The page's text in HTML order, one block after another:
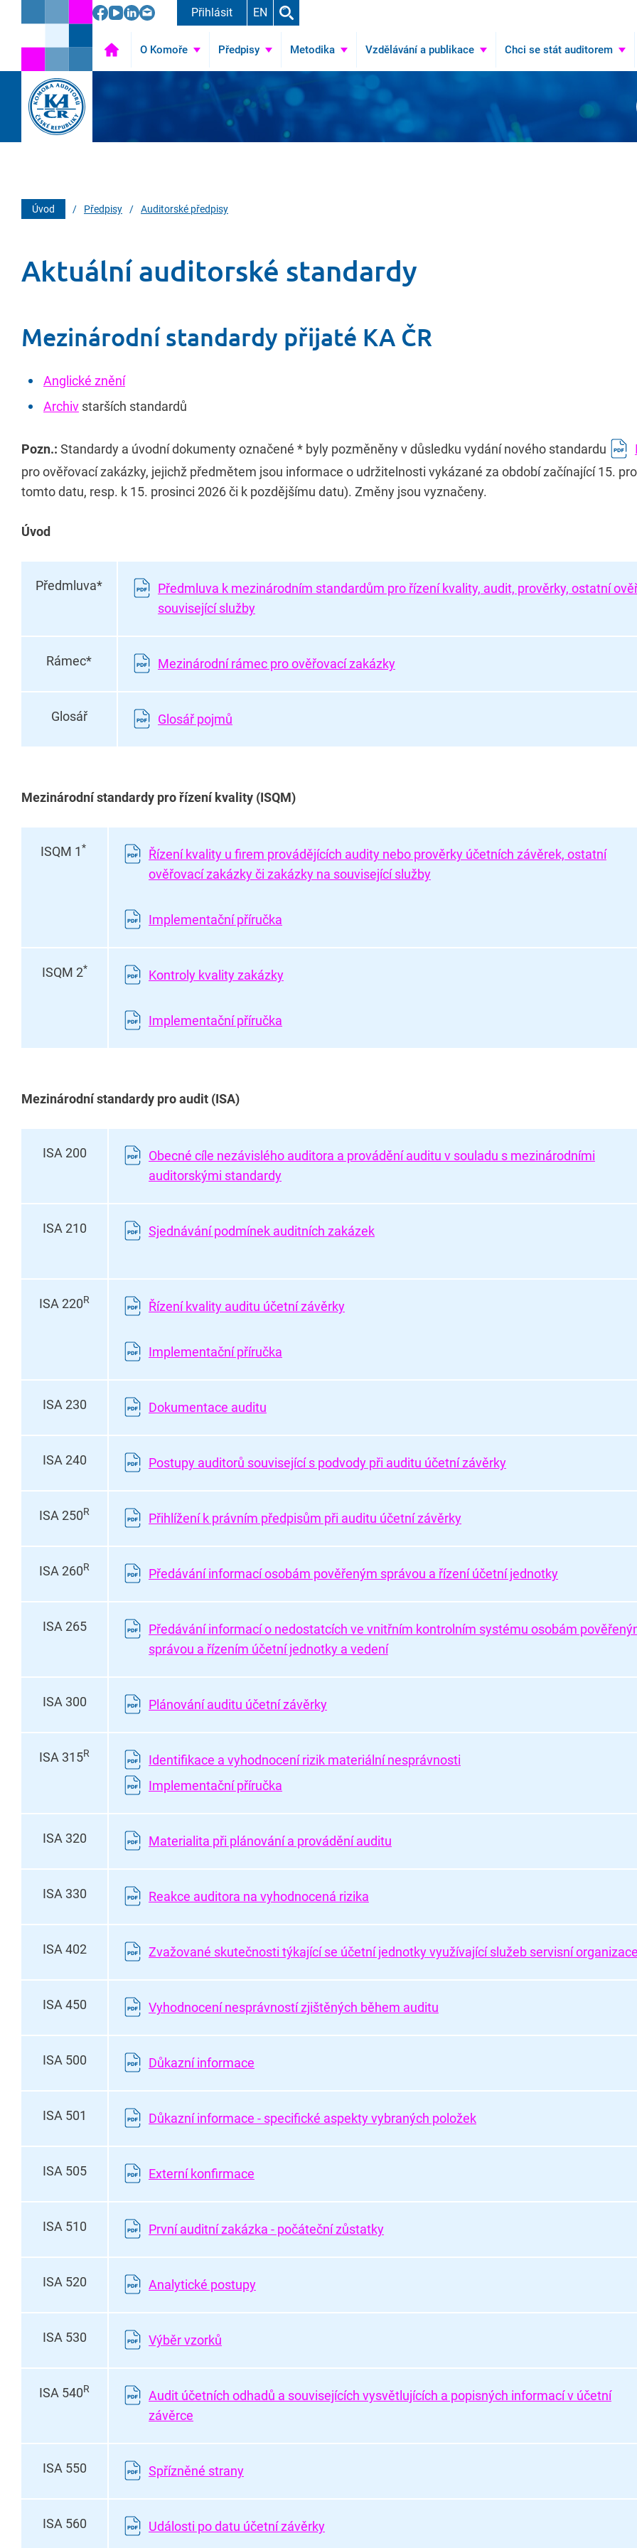
Přihlásit EN
Úvod
O Komoře Předpisy Metodika Vzdělávání a publikace Chci se stát auditorem
Úvod / Předpisy / Auditorské předpisy
Aktuální auditorské standardy
Mezinárodní standardy přijaté KA ČR
Anglické znění
Archiv starších standardů
Pozn.: Standardy a úvodní dokumenty označené * byly pozměněny v důsledku vydání nového standardu
pro ověřovací zakázky, jejichž předmětem jsou informace o udržitelnosti vykázané za období začínající 15.
tomto datu, resp. k 15. prosinci 2026 či k pozdějšímu datu). Změny jsou vyznačeny.
Úvod
Předmluva*
Předmluva k mezinárodním standardům pro řízení kvality, audit, prověrky, ostatní
související služby
Rámec* Mezinárodní rámec pro ověřovací zakázky
Glosář Glosář pojmů
Mezinárodní standardy pro řízení kvality (ISQM)
ISQM 1*
Řízení kvality u firem provádějících audity nebo prověrky účetních závěrek, ostatní
ověřovací zakázky či zakázky na související služby
Implementační příručka
ISQM 2* Kontroly kvality zakázky
Implementační příručka
Mezinárodní standardy pro audit (ISA)
ISA 200
Obecné cíle nezávislého auditora a provádění auditu v souladu s mezinárodními
auditorskými standardy
ISA 210 Sjednávání podmínek auditních zakázek
ISA 220R Řízení kvality auditu účetní závěrky
Implementační příručka
ISA 230 Dokumentace auditu
ISA 240 Postupy auditorů související s podvody při auditu účetní závěrky
ISA 250R Přihlížení k právním předpisům při auditu účetní závěrky
ISA 260R Předávání informací osobám pověřeným správou a řízení účetní jednotky
ISA 265
Předávání informací o nedostatcích ve vnitřním kontrolním systému osobám
správou a řízením účetní jednotky a vedení
ISA 300 Plánování auditu účetní závěrky
ISA 315R
Identifikace a vyhodnocení rizik materiální nesprávnosti
Implementační příručka
ISA 320 Materialita při plánování a provádění auditu
ISA 330 Reakce auditora na vyhodnocená rizika
ISA 402 Zvažované skutečnosti týkající se účetní jednotky využívající služeb servisní organizace
ISA 450 Vyhodnocení nesprávností zjištěných během auditu
ISA 500 Důkazní informace
ISA 501 Důkazní informace - specifické aspekty vybraných položek
ISA 505 Externí konfirmace
ISA 510 První auditní zakázka - počáteční zůstatky
ISA 520 Analytické postupy
ISA 530 Výběr vzorků
ISA 540R
Audit účetních odhadů a souvisejících vysvětlujících a popisných informací v účetní
závěrce
ISA 550 Spřízněné strany
ISA 560 Události po datu účetní závěrky